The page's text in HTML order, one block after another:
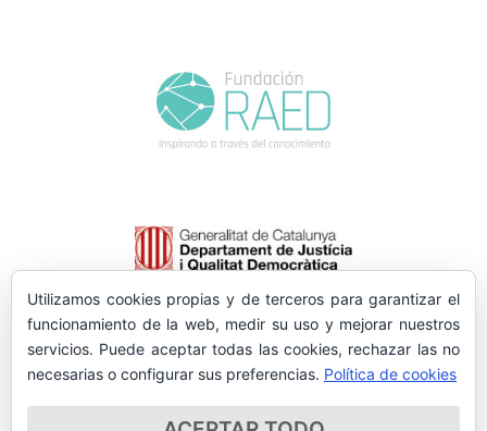
Utilizamos cookies propias y de terceros para garantizar el
funcionamiento de la web, medir su uso y mejorar nuestros
servicios. Puede aceptar todas las cookies, rechazar las no
necesarias o configurar sus preferencias. Política de cookies